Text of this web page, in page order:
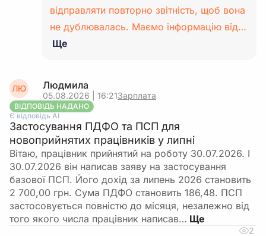
відправляти повторно звітність, щоб вона
не дублювалась. Маємо інформацію від…
Ще
ЛЮ Людмила
05.08.2026 | 16:21Зарплата
ВІДПОВІДЬ НАДАНО
Є відповідь АІ
Застосування ПДФО та ПСП для
новоприйнятих працівників у липні
Вітаю, працівник прийнятий на роботу 30.07.2026. І
30.07.2026 він написав заяву на застосування
базової ПСП. Його дохід за липень 2026 становить
2 700,00 грн. Сума ПДФО становить 186,48. ПСП
застосовується повністю до місяця, незалежно від
того якого числа працівник написав…
2